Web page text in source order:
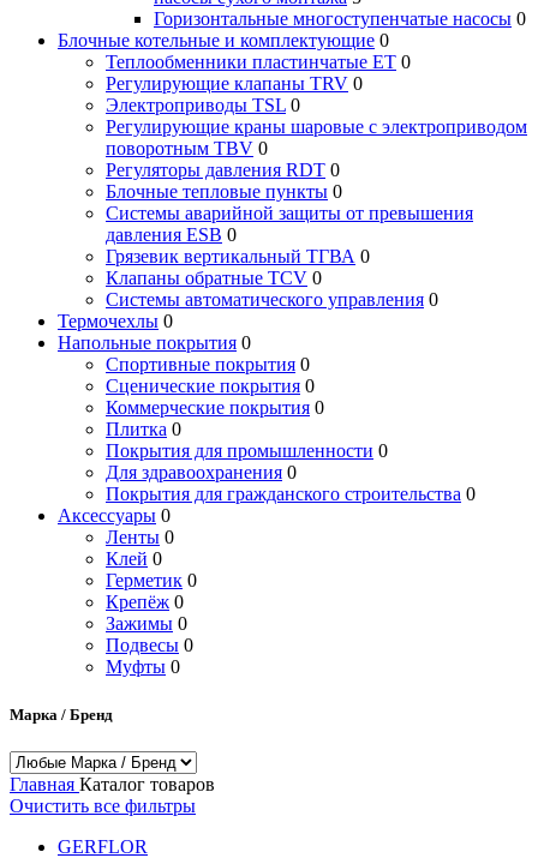
Горизонтальные многоступенчатые насосы 0
Блочные котельные и комплектующие 0
Теплообменники пластинчатые ЕТ 0
Регулирующие клапаны TRV 0
Электроприводы TSL 0
Регулирующие краны шаровые с электроприводом
поворотным TBV 0
Регуляторы давления RDT 0
Блочные тепловые пункты 0
Системы аварийной защиты от превышения
давления ESB 0
Грязевик вертикальный ТГВА 0
Клапаны обратные TCV 0
Системы автоматического управления 0
Термочехлы 0
Напольные покрытия 0
Спортивные покрытия 0
Сценические покрытия 0
Коммерческие покрытия 0
Плитка 0
Покрытия для промышленности 0
Для здравоохранения 0
Покрытия для гражданского строительства 0
Аксессуары 0
Ленты 0
Клей 0
Герметик 0
Крепёж 0
Зажимы 0
Подвесы 0
Муфты 0
Марка / Бренд
Главная Каталог товаров
Очистить все фильтры
GERFLOR